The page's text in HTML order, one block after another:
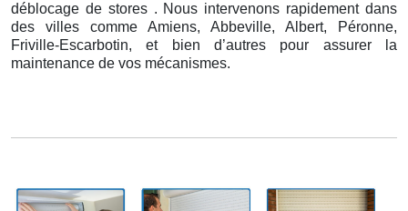
déblocage de stores . Nous intervenons rapidement dans
des villes comme Amiens, Abbeville, Albert, Péronne,
Friville-Escarbotin, et bien d’autres pour assurer la
maintenance de vos mécanismes.